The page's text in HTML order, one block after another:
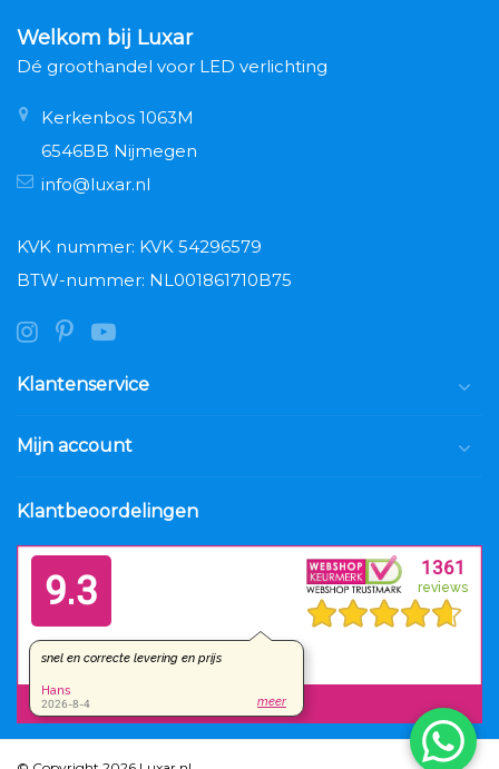
Welkom bij Luxar
Dé groothandel voor LED verlichting
Kerkenbos 1063M
6546BB Nijmegen
info@luxar.nl
KVK nummer: KVK 54296579
BTW-nummer: NL001861710B75
Klantenservice
Mijn account
Klantbeoordelingen